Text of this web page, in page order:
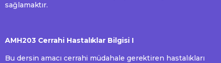
sağlamaktır.
AMH203 Cerrahi Hastalıklar Bilgisi I
Bu dersin amacı cerrahi müdahale gerektiren hastalıkları